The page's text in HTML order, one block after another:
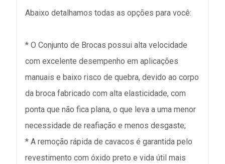
Abaixo detalhamos todas as opções para você:
* O Conjunto de Brocas possui alta velocidade
com excelente desempenho em aplicações
manuais e baixo risco de quebra, devido ao corpo
da broca fabricado com alta elasticidade, com
ponta que não fica plana, o que leva a uma menor
necessidade de reafiação e menos desgaste;
* A remoção rápida de cavacos é garantida pelo
revestimento com óxido preto e vida útil mais